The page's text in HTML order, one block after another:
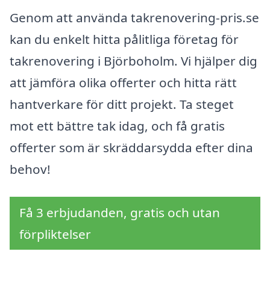
Genom att använda takrenovering-pris.se
kan du enkelt hitta pålitliga företag för
takrenovering i Björboholm. Vi hjälper dig
att jämföra olika offerter och hitta rätt
hantverkare för ditt projekt. Ta steget
mot ett bättre tak idag, och få gratis
offerter som är skräddarsydda efter dina
behov!
Få 3 erbjudanden, gratis och utan
förpliktelser